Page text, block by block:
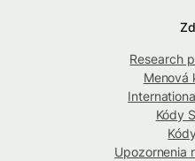
Research
Menová
Kódy
Upozornenia